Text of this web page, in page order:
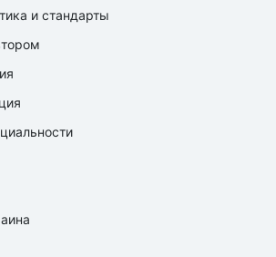
и стандарты